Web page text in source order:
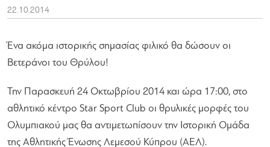
22.10.2014
Ένα ακόμα ιστορικής σημασίας φιλικό θα δώσουν οι
Βετεράνοι του Θρύλου!
Την Παρασκευή 24 Οκτωβρίου 2014 και ώρα 17:00, στο
αθλητικό κέντρο Star Sport Club οι θρυλικές μορφές του
Ολυμπιακού μας θα αντιμετωπίσουν την Ιστορική Ομάδα
της Αθλητικής Ένωσης Λεμεσού Κύπρου (ΑΕΛ).